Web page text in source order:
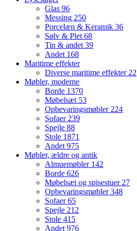
Glas 96
Messing 250
Porcelæn & Keramik 36
Sølv & Plet68
Tin & andet39
Andet 168
Maritime effekter
Diverse maritime effekter22
Møbler, moderne
Borde 1370
Møbelsæt 53
Opbevaringsmøbler224
Sofaer239
Spejle 88
Stole 1871
Andet975
Møbler, ældre og antik
Almuemøbler 142
Borde 626
Møbelsæt og spisestuer27
Opbevaringsmøbler348
Sofaer65
Spejle 212
Stole 415
Andet976